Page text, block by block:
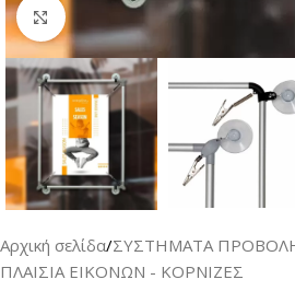
Κλικ για μεγέθυνση
Αρχική σελίδα/ΣΥΣΤΗΜΑΤΑ
ΠΛΑΙΣΙΑ ΕΙΚΟΝΩΝ - ΚΟΡΝΙΖΕΣ